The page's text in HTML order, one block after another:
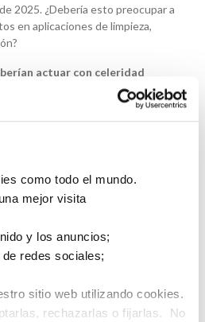
como todo el mundo.
mejor visita
y los anuncios;
redes sociales;
sitio web utilizando cookies.
rechazarlas o fijarlas. No
2025. ¿Debería esto preocupar a
en aplicaciones de limpieza,
actuar con celeridad
siendo un distribuidor
de sus fluidos de limpieza con
técnicos de estos fluidos y
la alternativa adecuada.
para describir cómo
sin problemas.
INFORMATIVA:
3M – ES